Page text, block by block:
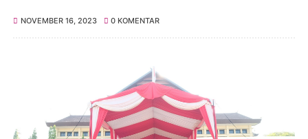
NOVEMBER 16, 2023 0 KOMENTAR